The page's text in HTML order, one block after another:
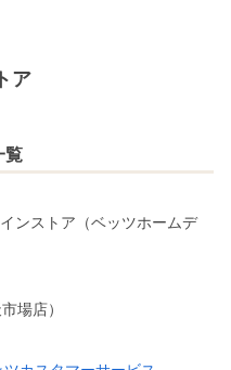
ア
覧
ンストア（ベッツホームデ
市場店）